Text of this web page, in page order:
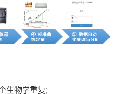
生物学重复;